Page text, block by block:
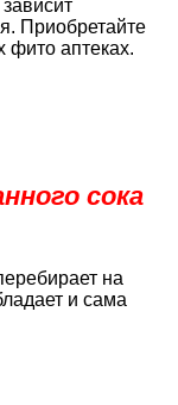
Приобретайте
фито аптеках.
сока
на
и сама